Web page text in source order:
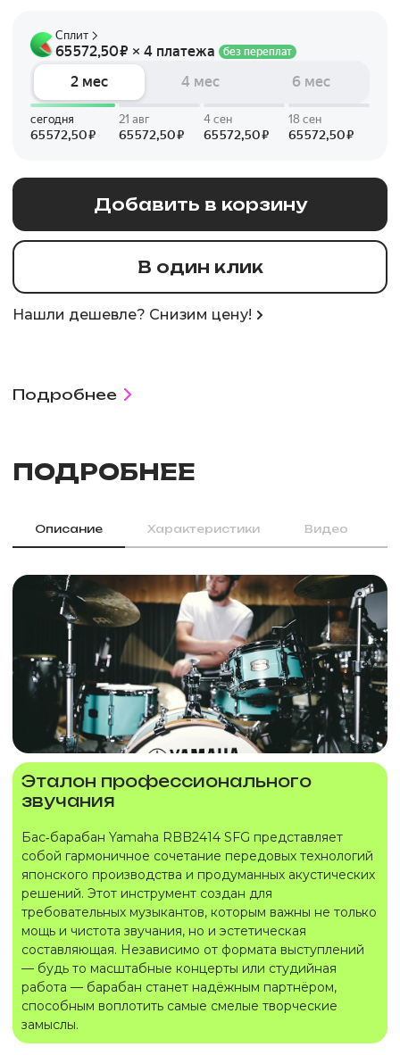
Добавить в корзину
В один клик
Нашли дешевле? Снизим цену!
Подробнее
ПОДРОБНЕЕ
Описание Характеристики Видео
Эталон профессионального
звучания
Бас‑барабан Yamaha RBB2414 SFG представляет
собой гармоничное сочетание передовых технологий
японского производства и продуманных акустических
решений. Этот инструмент создан для
требовательных музыкантов, которым важны не только
мощь и чистота звучания, но и эстетическая
составляющая. Независимо от формата выступлений
— будь то масштабные концерты или студийная
работа — барабан станет надёжным партнёром,
способным воплотить самые смелые творческие
замыслы.